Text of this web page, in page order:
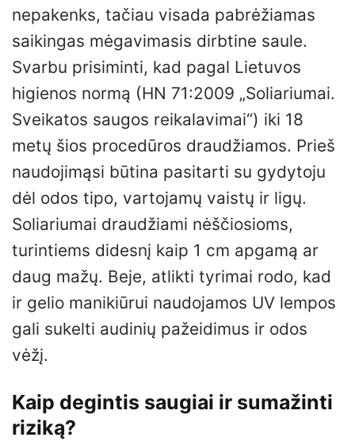
nepakenks, tačiau visada pabrėžiamas
saikingas mėgavimasis dirbtine saule.
Svarbu prisiminti, kad pagal Lietuvos
higienos normą (HN 71:2009 „Soliariumai.
Sveikatos saugos reikalavimai“) iki 18
metų šios procedūros draudžiamos. Prieš
naudojimąsi būtina pasitarti su gydytoju
dėl odos tipo, vartojamų vaistų ir ligų.
Soliariumai draudžiami nėščiosioms,
turintiems didesnį kaip 1 cm apgamą ar
daug mažų. Beje, atlikti tyrimai rodo, kad
ir gelio manikiūrui naudojamos UV lempos
gali sukelti audinių pažeidimus ir odos
vėžį.
Kaip degintis saugiai ir sumažinti
riziką?